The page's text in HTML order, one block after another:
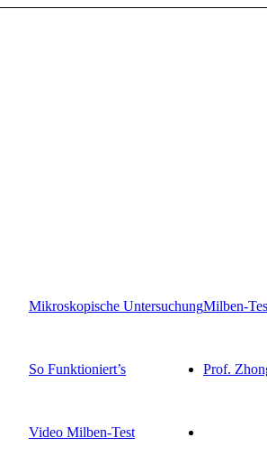
Milben-
Mikroskopische Untersuchung
So Funktioniert’s
Video Milben-Test
Prof.